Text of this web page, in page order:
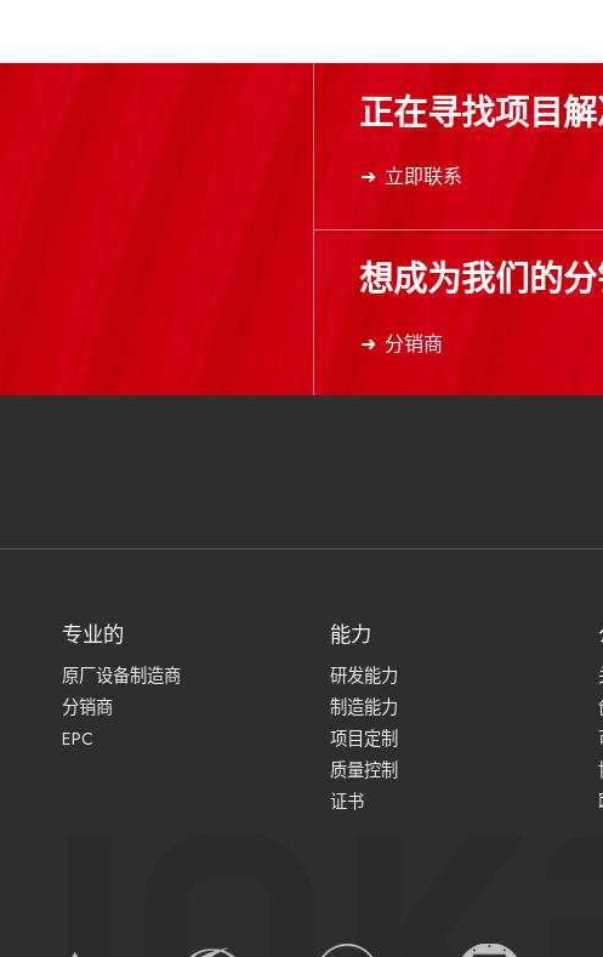
正在寻找项目解
立即联系
想成为我们的分
分销商
专业的
原厂设备制造商
分销商
EPC
能力
研发能力
制造能力
项目定制
质量控制
证书